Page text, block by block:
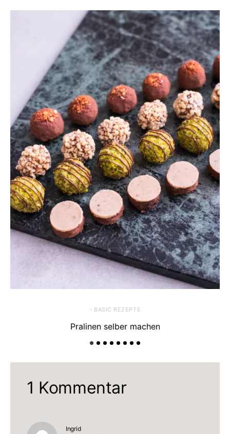
- BASIC REZEPTE
Pralinen selber machen
1 Kommentar
Ingridsagt: